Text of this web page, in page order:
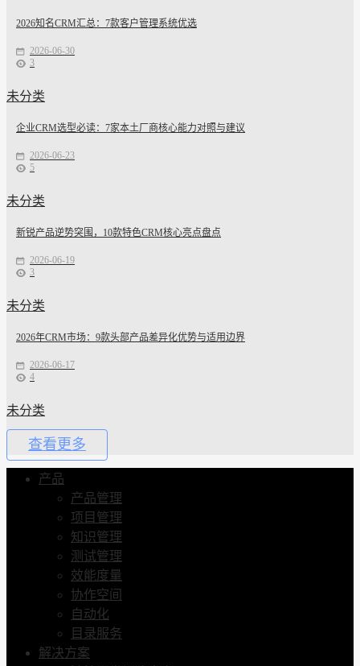
2026知名CRM汇总：7款客户管理系统优选
2026-06-30
3
未分类
企业CRM选型必读：7家本土厂商核心能力对照与建议
2026-06-23
5
未分类
新锐产品逆势突围，10款特色CRM核心亮点盘点
2026-06-19
3
未分类
2026年CRM市场：9款头部产品差异化优势与适用边界
2026-06-17
4
未分类
查看更多
产品
产品管理
项目管理
知识管理
测试管理
效能度量
协作空间
自动化
目录服务
解决方案